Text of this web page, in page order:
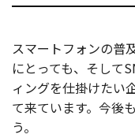
スマートフォンの普
にとっても、そして
ィングを仕掛けたい
て来ています。今後
う。